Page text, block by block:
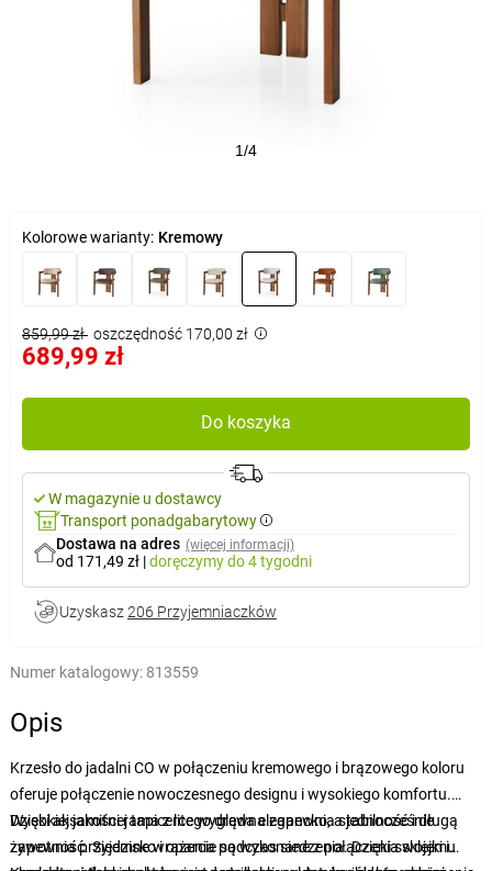
1/4
Kolorowe warianty: Kremowy
859,99 zł oszczędność 170,00 zł
689,99 zł
Do koszyka
W magazynie u dostawcy
Transport ponadgabarytowy
Dostawa na adres (więcej informacji)
od 171,49 zł |doręczymydo 4 tygodni
Uzyskasz 206 Przyjemniaczków
Numer katalogowy: 813559
Opis
Krzesło do jadalni CO w połączeniu kremowego i brązowego koloru
oferuje połączenie nowoczesnego designu i wysokiego komfortu.
Dzięki aksamitnej tapicerce wygląda elegancko, a jednocześnie
zapewnia przyjemne wrażenia podczas siedzenia. Dzięki swojemu
Wysokiej jakości rama z litego drewna zapewnia stabilność i długą
żywotność. Siedzisko i oparcie są wykonane z połączenia sklejki i